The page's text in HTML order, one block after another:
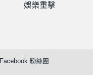
娛樂重擊
Facebook 粉絲團